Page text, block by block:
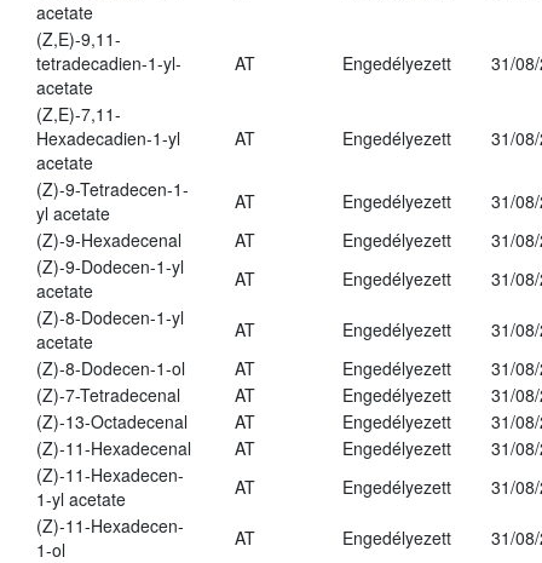
acetate
(Z,E)-9,11-
tetradecadien-1-yl-
acetate
AT Engedélyezett 31/
(Z,E)-7,11-
Hexadecadien-1-yl
acetate
AT Engedélyezett 31/
(Z)-9-Tetradecen-1-
yl acetate
AT Engedélyezett
31/
(Z)-9-Hexadecenal
AT Engedélyezett
31/
(Z)-9-Dodecen-1-yl
acetate
AT Engedélyezett
31/
(Z)-8-Dodecen-1-yl
acetate
AT Engedélyezett
31/
(Z)-8-Dodecen-1-ol
AT Engedélyezett
31/
(Z)-7-Tetradecenal
AT Engedélyezett
31/
(Z)-13-Octadecenal
AT Engedélyezett
31/
(Z)-11-Hexadecenal
AT Engedélyezett
31/
(Z)-11-Hexadecen-
1-yl acetate
AT Engedélyezett
31/
(Z)-11-Hexadecen-
1-ol
AT Engedélyezett
31/